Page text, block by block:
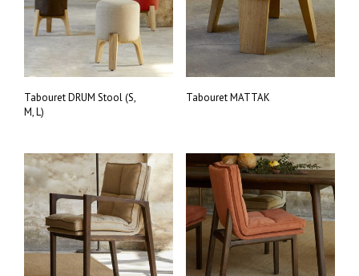
Tabouret DRUM Stool (S,
M, L)
Tabouret MATTAK